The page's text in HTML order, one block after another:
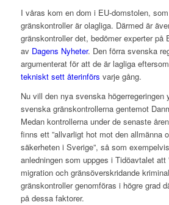
I våras kom en dom i EU-domstolen,
gränskontroller är olagliga. Därmed är
gränskontroller det, bedömer experter på
av Dagens Nyheter. Den förra svenska
argumenterat för att de är lagliga
tekniskt sett återinförs varje gång.
Nu vill den nya svenska högerregeringen
svenska gränskontrollerna gentemot
Medan kontrollerna under de senaste
finns ett ”allvarligt hot mot den allmänna
säkerheten i Sverige”, så som
anledningen som uppges i Tidöavtalet att
migration och gränsöverskridande
gränskontroller genomföras i högre grad
på dessa faktorer.